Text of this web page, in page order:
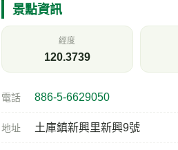
景點資訊
經度
120.3739
電話 886-5-6629050
地址 土庫鎮新興里新興9號